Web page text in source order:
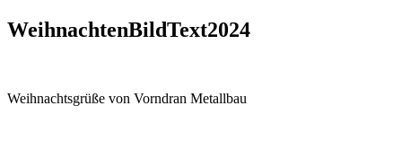
WeihnachtenBildText2024
Weihnachtsgrüße von Vorndran Metallbau